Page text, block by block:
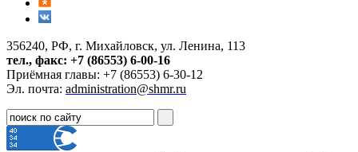
356240, РФ, г. Михайловск, ул. Ленина, 113
тел., факс: +7 (86553) 6-00-16
Приёмная главы: +7 (86553) 6-30-12
Эл. почта: administration@shmr.ru